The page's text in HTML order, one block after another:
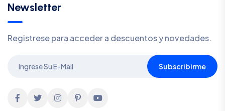
Newsletter
Registrese para acceder a descuentos y novedades.
Subscribirme